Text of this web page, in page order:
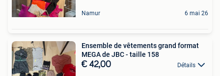
Namur 6 mai 26
Ensemble de vêtements grand format
MEGA de JBC - taille 158
€ 42,00 Détails